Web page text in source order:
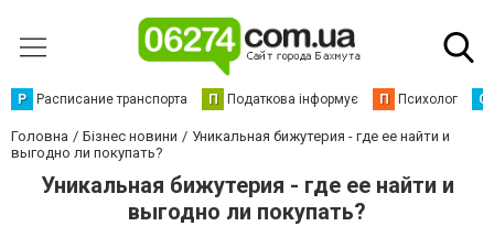
Р Расписание транспорта П Податкова інформує П Психолог С
Головна Бізнес новини
Уникальная бижутерия - где ее найти и
выгодно ли покупать?
Уникальная бижутерия - где ее найти и
выгодно ли покупать?